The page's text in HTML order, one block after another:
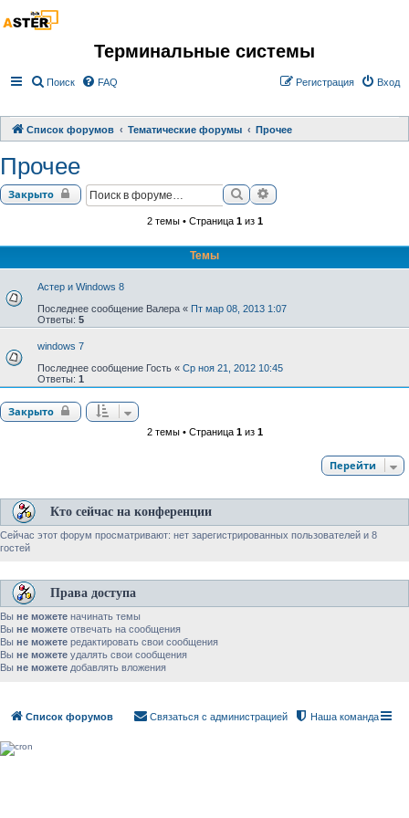
Терминальные системы
Поиск FAQ Вход
Регистрация
Список форумов Тематические форумы Прочее
Прочее
Закрыто ПоискРасширенный поиск
2 темы • Страница 1из 1
Темы
Астер и Windows 8
Последнее сообщение Валера « Пт мар 08, 2013 1:07
Ответы: 5
windows 7
Последнее сообщение Гость « Ср ноя 21, 2012 10:45
Ответы: 1
Закрыто
2 темы • Страница 1из 1
Перейти
Кто сейчас на конференции
Сейчас этот форум просматривают: нет зарегистрированных пользователей и 8
гостей
Права доступа
Вы не можете начинать темы
Вы не можете отвечать на сообщения
Вы не можете редактировать свои сообщения
Вы не можете удалять свои сообщения
Вы не можете добавлять вложения
Список форумов Наша команда
Связаться с администрацией